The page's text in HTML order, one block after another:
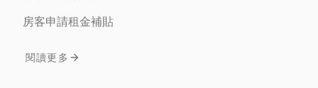
房客申請租金補貼
閱讀更多